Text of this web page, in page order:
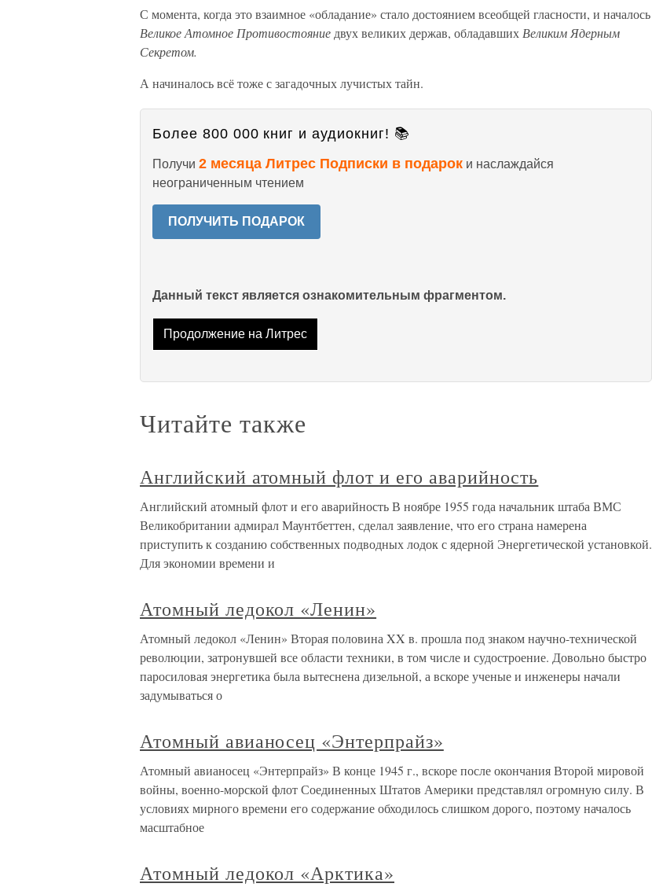
С момента, когда это взаимное «обладание» стало достоянием всеобщей гласности, и началось
Великое Атомное Противостояние двух великих держав, обладавших Великим Ядерным
Секретом.
А начиналось всё тоже с загадочных лучистых тайн.
Более 800 000 книг и аудиокниг! 📚
Получи 2 месяца Литрес Подписки в подарок и наслаждайся
неограниченным чтением
ПОЛУЧИТЬ ПОДАРОК
Данный текст является ознакомительным фрагментом.
Продолжение на Литрес
Читайте также
Английский атомный флот и его аварийность
Английский атомный флот и его аварийность В ноябре 1955 года начальник штаба ВМС
Великобритании адмирал Маунтбеттен, сделал заявление, что его страна намерена
приступить к созданию собственных подводных лодок с ядерной Энергетической установкой.
Для экономии времени и
Атомный ледокол «Ленин»
Атомный ледокол «Ленин» Вторая половина XX в. прошла под знаком научно-технической
революции, затронувшей все области техники, в том числе и судостроение. Довольно быстро
паросиловая энергетика была вытеснена дизельной, а вскоре ученые и инженеры начали
задумываться о
Атомный авианосец «Энтерпрайз»
Атомный авианосец «Энтерпрайз» В конце 1945 г., вскоре после окончания Второй мировой
войны, военно-морской флот Соединенных Штатов Америки представлял огромную силу. В
условиях мирного времени его содержание обходилось слишком дорого, поэтому началось
масштабное
Атомный ледокол «Арктика»